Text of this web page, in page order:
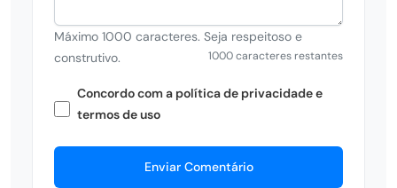
Máximo 1000 caracteres. Seja respeitoso e
construtivo.
1000 caracteres restantes
Concordo com a política de privacidade e
termos de uso
Enviar Comentário